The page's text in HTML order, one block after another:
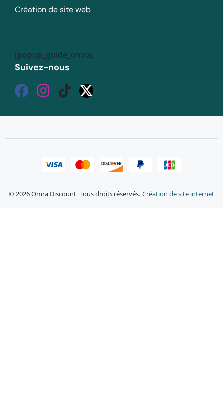
Création de site web
[popup_guide_omra]
Suivez-nous
© 2026 Omra Discount. Tous droits réservés. Création de site internet